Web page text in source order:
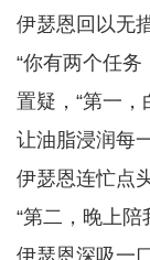
伊瑟恩回以无
“你有两个任
置疑，“第一，
让油脂浸润每
伊瑟恩连忙点头
“第二，晚上陪
伊瑟恩深吸一